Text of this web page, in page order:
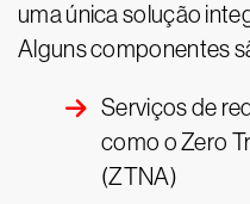
uma única solução
Alguns componentes
Serviços de
como o Zero
(ZTNA)